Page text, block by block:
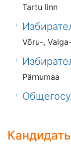
Tartu linn
Võru-,
Pärnumaa